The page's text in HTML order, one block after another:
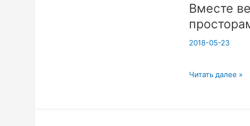
всестороннего
развития!
Вместе
2018-05-23
Вместе
Читать далее »